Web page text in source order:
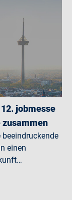
jobmesse
zusammen
einen